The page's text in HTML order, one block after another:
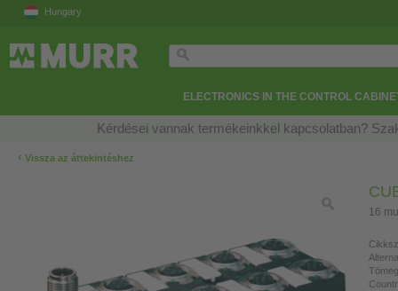
Hungary
ELECTRONICS IN THE CONTROL
Kérdései vannak termékeinkkel kapcsolatban?
‹ Vissza az áttekintéshez
16